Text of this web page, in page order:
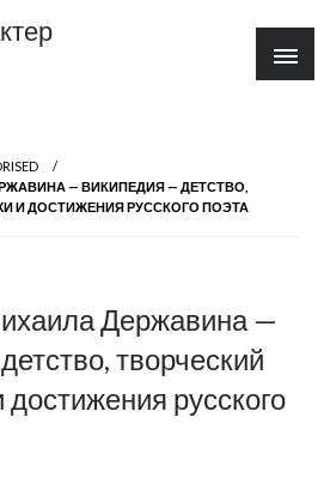
— ВИКИПЕДИЯ — ДЕТСТВО,
И ДОСТИЖЕНИЯ РУССКОГО ПОЭТА
Державина —
творческий
достижения русского